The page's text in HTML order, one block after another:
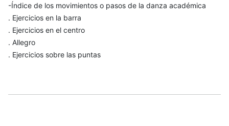
-Índice de los movimientos o pasos de la danza académica
. Ejercicios en la barra
. Ejercicios en el centro
. Allegro
. Ejercicios sobre las puntas